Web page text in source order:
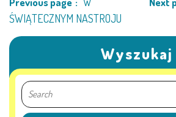
ŚWIĄTECZNYM NASTROJU
Wyszukaj